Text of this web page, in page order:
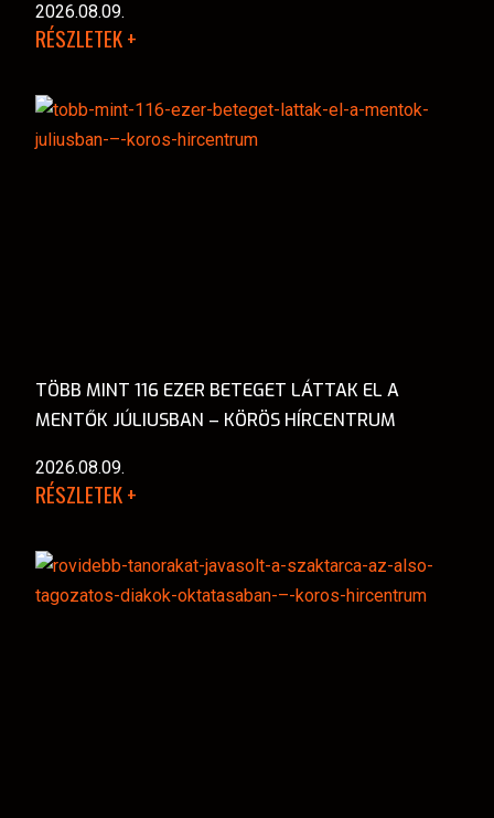
2026.08.09.
RÉSZLETEK +
TÖBB MINT 116 EZER BETEGET LÁTTAK EL A
MENTŐK JÚLIUSBAN – KÖRÖS HÍRCENTRUM
2026.08.09.
RÉSZLETEK +